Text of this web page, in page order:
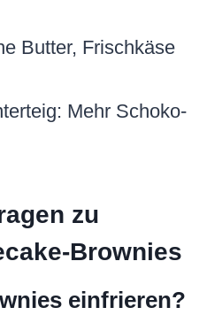
Butter, Frischkäse
Mehr Schoko-
zu
Brownies
einfrieren?